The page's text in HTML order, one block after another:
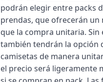
podrán elegir entre packs
prendas, que ofrecerán un
que la compra unitaria. Sin
también tendrán la opción
camisetas de manera
el precio será ligeramente